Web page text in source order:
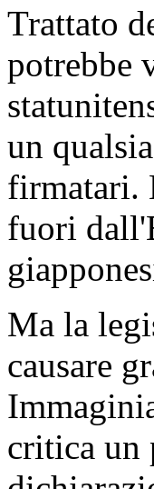
Trattato
potrebbe
un
firmatari.
fuori
Ma la
causare
critica un